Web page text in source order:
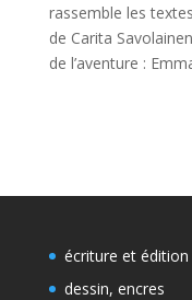
rassemble les
de Carita
de l’aventure :
écriture et édition
dessin, encres